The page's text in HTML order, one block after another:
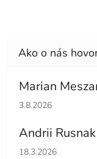
Marian
Hodnotenie
3.8.2026
Andrii Rusnak
Hodnotenie
18.3.2026